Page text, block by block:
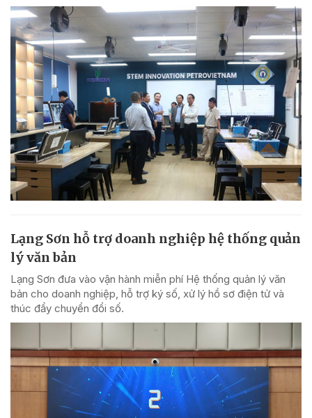
Lạng Sơn hỗ trợ doanh nghiệp hệ thống quản
lý văn bản
Lạng Sơn đưa vào vận hành miễn phí Hệ thống quản lý văn
bản cho doanh nghiệp, hỗ trợ ký số, xử lý hồ sơ điện tử và
thúc đẩy chuyển đổi số.